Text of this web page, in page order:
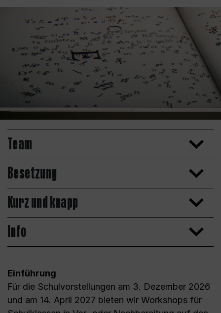
Team
Besetzung
Kurz und knapp
Info
Einführung
Für die Schulvorstellungen am 3. Dezember 2026
und am 14. April 2027 bieten wir Workshops für